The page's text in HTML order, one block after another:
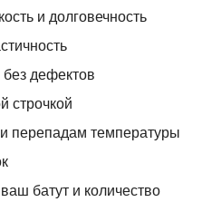
и долговечность
дефектов
строчкой
перепадам температуры
батут и количество